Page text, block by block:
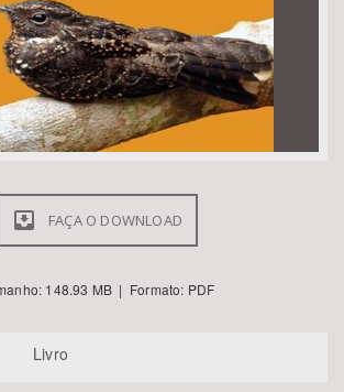
FAÇA O DOWNLOAD
148.93 MB | Formato: PDF
Livro